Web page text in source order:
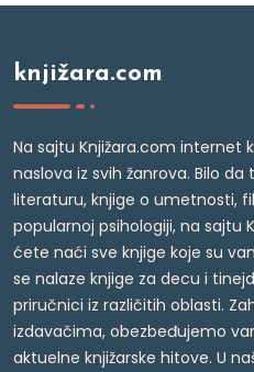
knjižara.com
Na sajtu Knjižara.com internet
naslova iz svih žanrova. Bilo
literaturu, knjige o umetnosti,
popularnoj psihologiji, na sajtu
ćete naći sve knjige koje su
se nalaze knjige za decu i
priručnici iz različitih oblasti.
izdavačima, obezbeđujemo
aktuelne knjižarske hitove. U